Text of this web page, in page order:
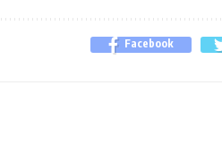
Facebook